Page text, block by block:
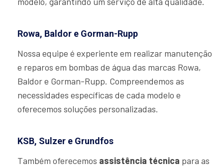
Rowa, Baldor e Gorman-Rupp
Nossa equipe é experiente em realizar manutenção
e reparos em bombas de água das marcas Rowa,
Baldor e Gorman-Rupp. Compreendemos as
necessidades específicas de cada modelo e
oferecemos soluções personalizadas.
KSB, Sulzer e Grundfos
Também oferecemos assistência técnica para as